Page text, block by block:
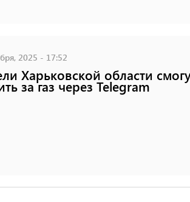
2025 - 17:52
Харьковской области
за газ через Telegram